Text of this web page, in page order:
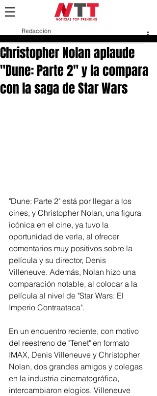
Christopher Nolan aplaude
"Dune: Parte 2" y la compara
con la saga de Star Wars
Redacción
"Dune: Parte 2" está por llegar a los
cines, y Christopher Nolan, una figura
icónica en el cine, ya tuvo la
oportunidad de verla, al ofrecer
comentarios muy positivos sobre la
película y su director, Denis
Villeneuve. Además, Nolan hizo una
comparación notable, al colocar a la
película al nivel de "Star Wars: El
Imperio Contraataca".
En un encuentro reciente, con motivo
del reestreno de "Tenet" en formato
IMAX, Denis Villeneuve y Christopher
Nolan, dos grandes amigos y colegas
en la industria cinematográfica,
intercambiaron elogios. Villeneuve